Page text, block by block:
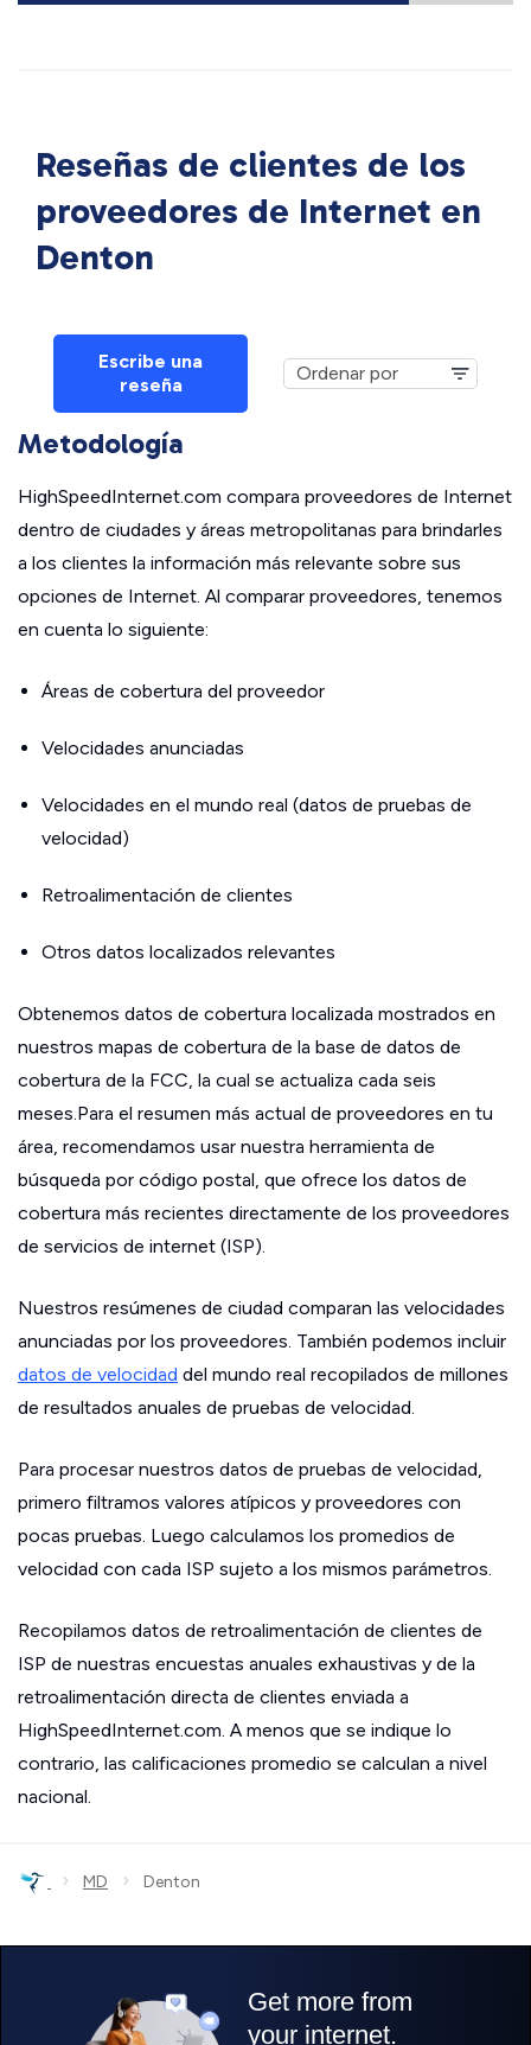
Reseñas de clientes de los
proveedores de Internet en
Denton
Escribe una
reseña
Metodología
HighSpeedInternet.com compara proveedores de Internet
dentro de ciudades y áreas metropolitanas para brindarles
a los clientes la información más relevante sobre sus
opciones de Internet. Al comparar proveedores, tenemos
en cuenta lo siguiente:
Áreas de cobertura del proveedor
Velocidades anunciadas
Velocidades en el mundo real (datos de pruebas de
velocidad)
Retroalimentación de clientes
Otros datos localizados relevantes
Obtenemos datos de cobertura localizada mostrados en
nuestros mapas de cobertura de la base de datos de
cobertura de la FCC, la cual se actualiza cada seis
meses.Para el resumen más actual de proveedores en tu
área, recomendamos usar nuestra herramienta de
búsqueda por código postal, que ofrece los datos de
cobertura más recientes directamente de los proveedores
de servicios de internet (ISP).
Nuestros resúmenes de ciudad comparan las velocidades
anunciadas por los proveedores. También podemos incluir
datos de velocidad del mundo real recopilados de millones
de resultados anuales de pruebas de velocidad.
Para procesar nuestros datos de pruebas de velocidad,
primero filtramos valores atípicos y proveedores con
pocas pruebas. Luego calculamos los promedios de
velocidad con cada ISP sujeto a los mismos parámetros.
Recopilamos datos de retroalimentación de clientes de
ISP de nuestras encuestas anuales exhaustivas y de la
retroalimentación directa de clientes enviada a
HighSpeedInternet.com. A menos que se indique lo
contrario, las calificaciones promedio se calculan a nivel
nacional.
› MD › Denton